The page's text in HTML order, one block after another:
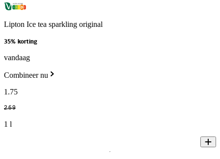
Lipton Ice tea sparkling original
35% korting
vandaag
Combineer nu
1 .75
2.69
1 l